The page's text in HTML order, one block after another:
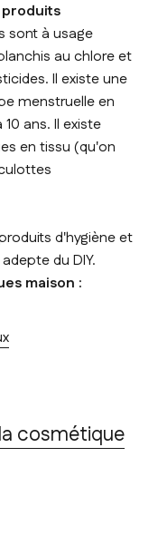
produits
sont à usage
au chlore et
Il existe une
menstruelle en
ans. Il existe
en tissu (qu'on
d'hygiène et
du DIY.
maison :
cosmétique